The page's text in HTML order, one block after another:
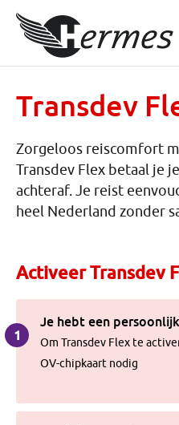
Transdev
Zorgeloos reiscomfort
Transdev Flex betaal je
achteraf. Je reist
heel Nederland zonder
Activeer Transdev
1
Je hebt een
Om Transdev Flex te
OV-chipkaart nodig